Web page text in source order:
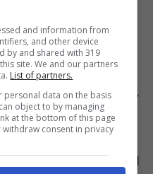
per
picchi di 300 ng/ml
and information from
and other device
by and shared with 319
site. We and our partners
List of partners.
personal data on the basis
object to by managing
at the bottom of this page
consent in privacy